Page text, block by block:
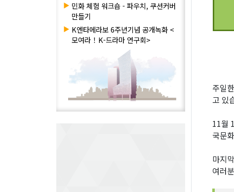
▶ 민화 체험 워크숍 - 파우치, 쿠션커버
만들기
▶ K엔타메라보 6주년기념 공개녹화 <
모여라！K-드라마 연구회>
주일
고 있
11월
국문
마지
여러